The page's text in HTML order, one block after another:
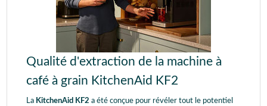
Qualité d'extraction de la machine à
café à grain KitchenAid KF2
La KitchenAid KF2 a été conçue pour révéler tout le potentiel